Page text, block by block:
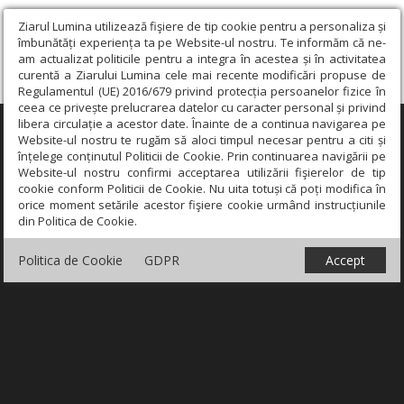
Ziarul Lumina utilizează fişiere de tip cookie pentru a personaliza și
îmbunătăți experiența ta pe Website-ul nostru. Te informăm că ne-
am actualizat politicile pentru a integra în acestea și în activitatea
curentă a Ziarului Lumina cele mai recente modificări propuse de
Regulamentul (UE) 2016/679 privind protecția persoanelor fizice în
ceea ce privește prelucrarea datelor cu caracter personal și privind
libera circulație a acestor date. Înainte de a continua navigarea pe
Website-ul nostru te rugăm să aloci timpul necesar pentru a citi și
înțelege conținutul Politicii de Cookie. Prin continuarea navigării pe
Website-ul nostru confirmi acceptarea utilizării fişierelor de tip
cookie conform Politicii de Cookie. Nu uita totuși că poți modifica în
orice moment setările acestor fişiere cookie urmând instrucțiunile
din Politica de Cookie.
Politica de Cookie GDPR Accept
×